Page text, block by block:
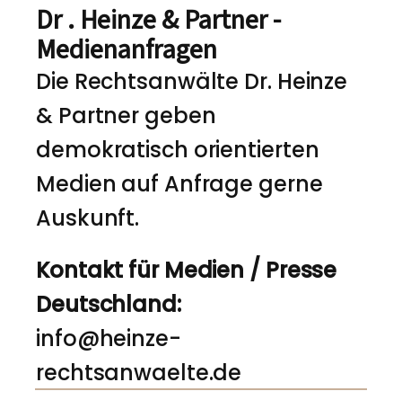
Dr . Heinze & Partner -
Medienanfragen
Die Rechtsanwälte Dr. Heinze
& Partner geben
demokratisch orientierten
Medien auf Anfrage gerne
Auskunft.
Kontakt für Medien / Presse
Deutschland:
info@heinze-
rechtsanwaelte.de